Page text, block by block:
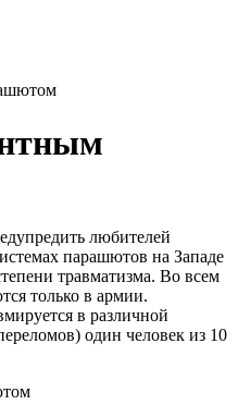
любителей
парашютов на Западе
травматизма. Во всем
только в армии.
в различной
один человек из 10